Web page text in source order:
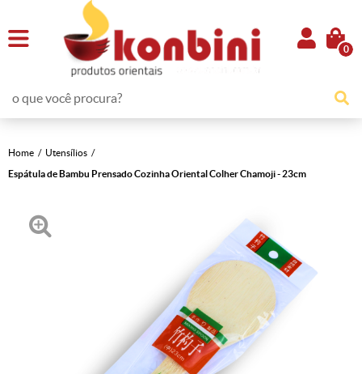
0
Home
Utensílios
Espátula de Bambu Prensado Cozinha Oriental Colher Chamoji - 23cm